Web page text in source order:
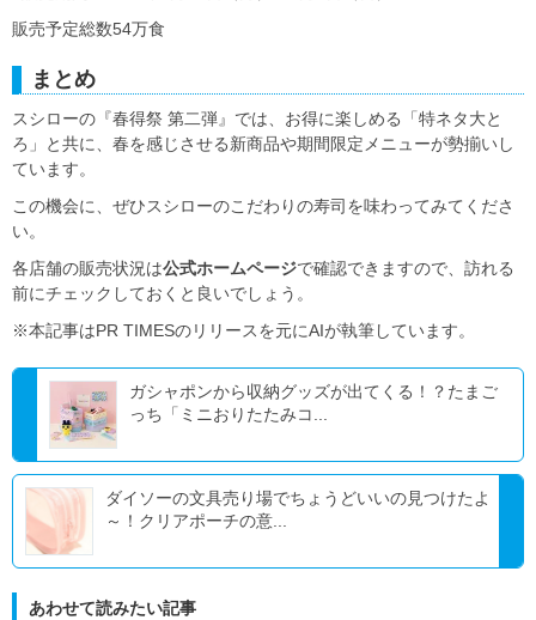
販売予定総数54万食
まとめ
スシローの『春得祭 第二弾』では、お得に楽しめる「特ネタ大と
ろ」と共に、春を感じさせる新商品や期間限定メニューが勢揃いし
ています。
この機会に、ぜひスシローのこだわりの寿司を味わってみてくださ
い。
各店舗の販売状況は公式ホームページで確認できますので、訪れる
前にチェックしておくと良いでしょう。
※本記事はPR TIMESのリリースを元にAIが執筆しています。
ガシャポンから収納グッズが出てくる！？たまご
っち「ミニおりたたみコ...
ダイソーの文具売り場でちょうどいいの見つけたよ
～！クリアポーチの意...
あわせて読みたい記事